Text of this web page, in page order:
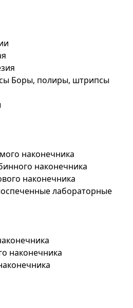
Боры, полиры, штрипсы
наконечника
наконечника
наконечника
лабораторные
наконечника